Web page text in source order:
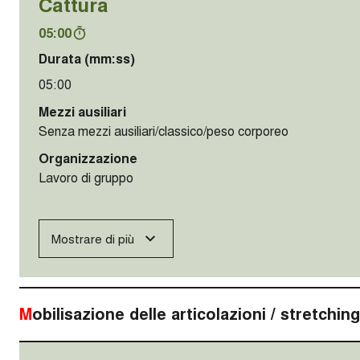
05:00
Durata (mm:ss)
05:00
Mezzi ausiliari
Senza mezzi ausiliari/classico/peso corporeo
Organizzazione
Lavoro di gruppo
Mostrare di più
Mobilisazione delle articolazioni /